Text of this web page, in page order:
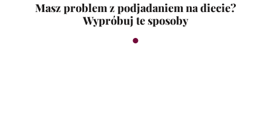
Masz problem z podjadaniem na diecie?
Wypróbuj te sposoby